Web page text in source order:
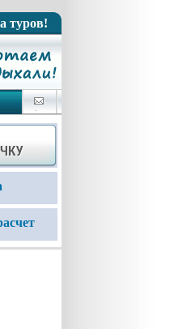
туров!